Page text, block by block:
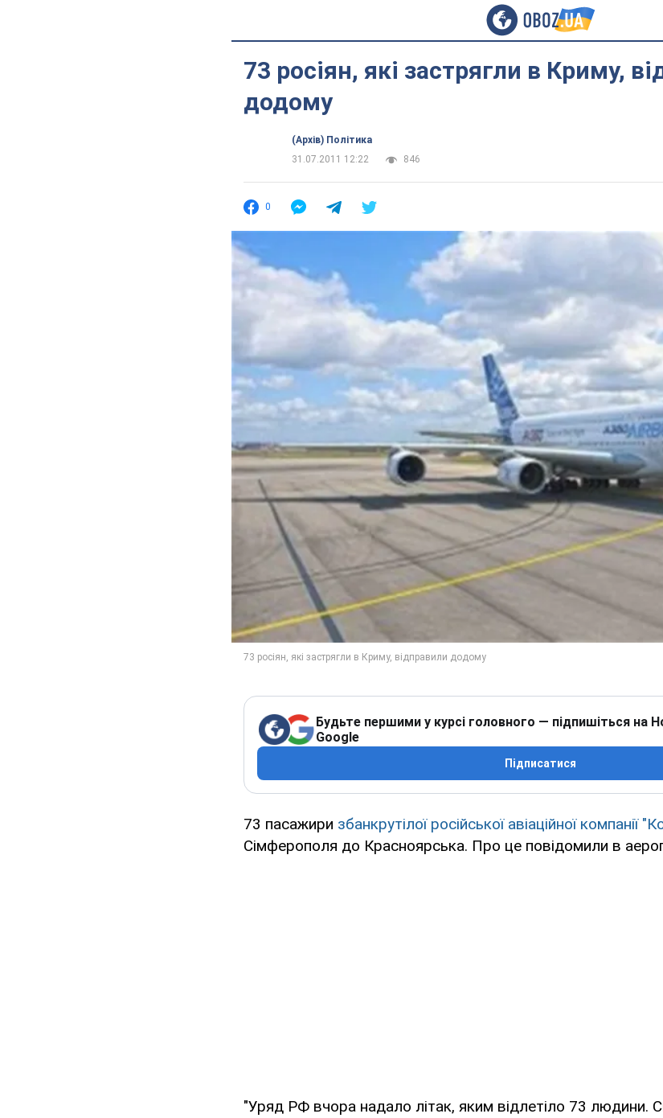
73 росіян, які застрягли в Криму,
додому
(Архів) Політика
31.07.2011 12:22
846
0
Будьте першими у курсі головного — підпишіться на
Google
Підписатися
73 пасажири збанкрутілої російської авіаційної компанії
Сімферополя до Красноярська. Про це повідомили в
"Уряд РФ вчора надало літак, яким відлетіло 73 людини.